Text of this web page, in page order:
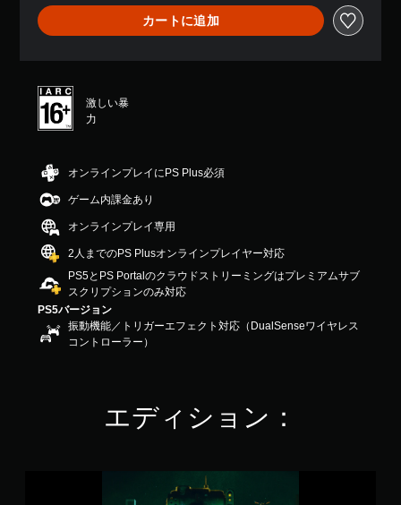
.
2
均
評
価
段
階
中
の
3
2
す
カートに追加
激しい暴
力
オンラインプレイにPS Plus必須
ゲーム内課金あり
オンラインプレイ専用
2人までのPS Plusオンラインプレイヤー対応
PS5とPS Portalのクラウドストリーミングはプレミアムサブ
スクリプションのみ対応
PS5バージョン
振動機能／トリガーエフェクト対応（DualSenseワイヤレス
コントローラー）
エディション：